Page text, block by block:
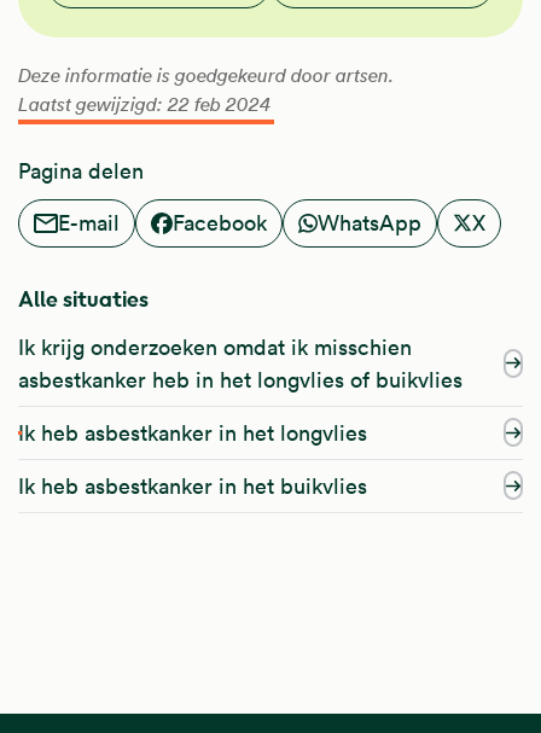
Deze informatie is goedgekeurd door artsen.
Laatst gewijzigd: 22 feb 2024
Pagina delen
E-mail
Facebook WhatsApp X
Alle situaties
Ik krijg onderzoeken omdat ik misschien
asbestkanker heb in het longvlies of buikvlies
Ik heb asbestkanker in het longvlies
Ik heb asbestkanker in het buikvlies